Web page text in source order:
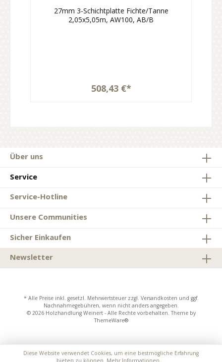
27mm 3-Schichtplatte Fichte/Tanne
2,05x5,05m, AW100, AB/B
508,43 €*
Über uns
Service
Service-Hotline
Unsere Communities
Sicher Einkaufen
Newsletter
* Alle Preise inkl. gesetzl. Mehrwertsteuer zzgl. Versandkosten und ggf.
Nachnahmegebühren, wenn nicht anders angegeben.
© 2026 Holzhandlung Weinert - Alle Rechte vorbehalten. Theme by
ThemeWare®
Diese Website verwendet Cookies, um eine bestmögliche Erfahrung
bieten zu können. Mehr Informationen ...